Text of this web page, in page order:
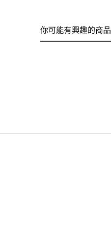
你可能有興趣的商品